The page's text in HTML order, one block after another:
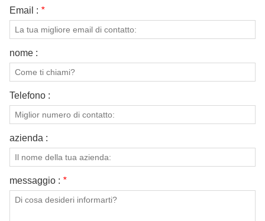
Email : *
nome :
Telefono :
azienda :
messaggio : *